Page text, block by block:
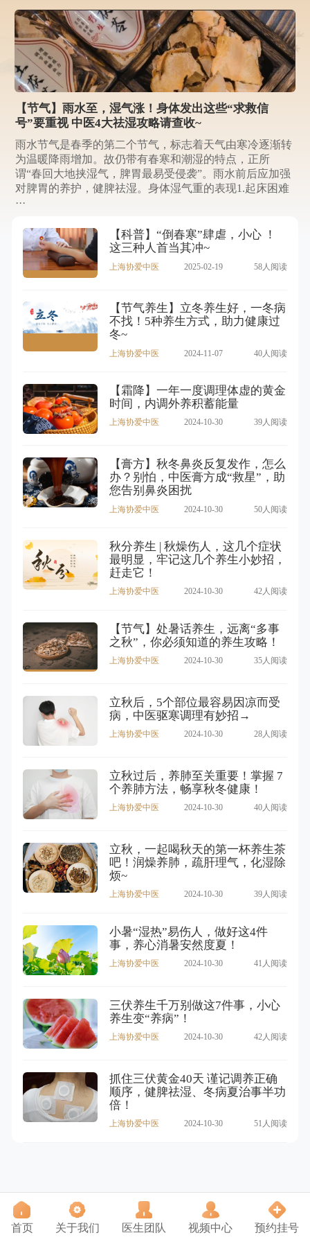
【节气】雨水至，湿气涨！身体发出这些“求救信
号”要重视 中医4大祛湿攻略请查收~
雨水节气是春季的第二个节气，标志着天气由寒冷逐渐转
为温暖降雨增加。故仍带有春寒和潮湿的特点，正所
谓“春回大地挟湿气，脾胃最易受侵袭”。雨水前后应加强
对脾胃的养护，健脾祛湿。身体湿气重的表现1.起床困难
···
【科普】“倒春寒”肆虐，小心 ！
这三种人首当其冲~
上海协爱中医 2025-02-19 58人阅读
【节气养生】立冬养生好，一冬病
不找！5种养生方式，助力健康过
冬~
上海协爱中医 2024-11-07 40人阅读
【霜降】一年一度调理体虚的黄金
时间，内调外养积蓄能量
上海协爱中医 2024-10-30 39人阅读
【膏方】秋冬鼻炎反复发作，怎么
办？别怕，中医膏方成“救星”，助
您告别鼻炎困扰
上海协爱中医 2024-10-30 50人阅读
秋分养生 | 秋燥伤人，这几个症状
最明显，牢记这几个养生小妙招，
赶走它！
上海协爱中医 2024-10-30 42人阅读
【节气】处暑话养生，远离“多事
之秋”，你必须知道的养生攻略！
上海协爱中医 2024-10-30 35人阅读
立秋后，5个部位最容易因凉而受
病，中医驱寒调理有妙招→
上海协爱中医 2024-10-30 28人阅读
立秋过后，养肺至关重要！掌握 7
个养肺方法，畅享秋冬健康！
上海协爱中医 2024-10-30 40人阅读
立秋，一起喝秋天的第一杯养生茶
吧！润燥养肺，疏肝理气，化湿除
烦~
上海协爱中医 2024-10-30 39人阅读
小暑“湿热”易伤人，做好这4件
事，养心消暑安然度夏！
上海协爱中医 2024-10-30 41人阅读
三伏养生千万别做这7件事，小心
养生变“养病”！
上海协爱中医 2024-10-30 42人阅读
抓住三伏黄金40天 谨记调养正确
顺序，健脾祛湿、冬病夏治事半功
倍！
上海协爱中医 2024-10-30 51人阅读
首页 关于我们 医生团队 视频中心 预约挂号